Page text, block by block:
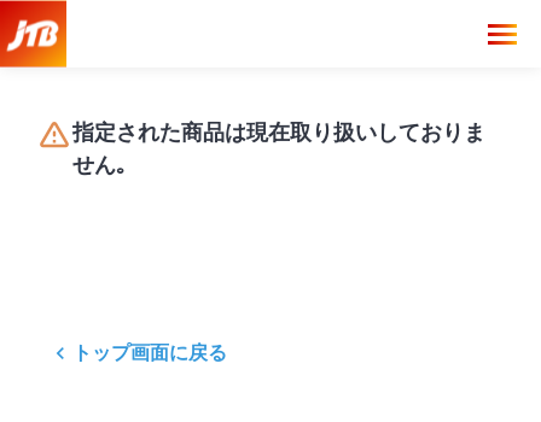
指定された商品は現在取り扱いしておりま
せん｡
トップ画面に戻る